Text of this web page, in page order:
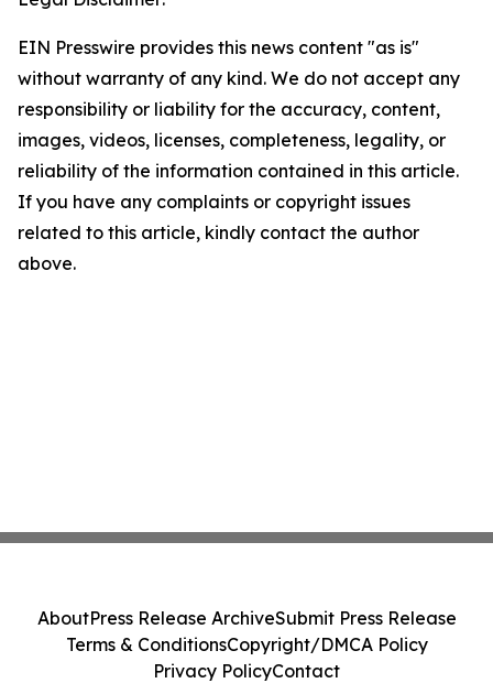
EIN Presswire provides this news content "as is"
without warranty of any kind. We do not accept any
responsibility or liability for the accuracy, content,
images, videos, licenses, completeness, legality, or
reliability of the information contained in this article.
If you have any complaints or copyright issues
related to this article, kindly contact the author
above.
AboutPress Release ArchiveSubmit Press Release
Terms & ConditionsCopyright/DMCA Policy
Privacy PolicyContact